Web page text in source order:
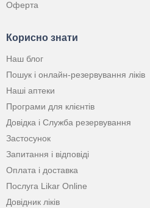
Оферта
Корисно знати
Наш блог
Пошук і онлайн-резервування ліків
Наші аптеки
Програми для клієнтів
Довідка і Служба резервування
Застосунок
Запитання і відповіді
Оплата і доставка
Послуга Likar Online
Довідник ліків